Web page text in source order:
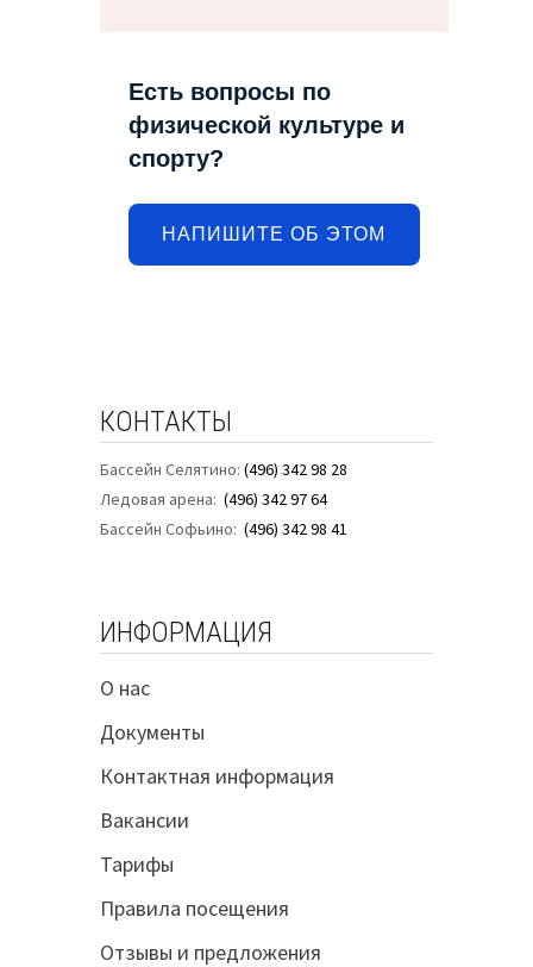
Есть вопросы по
физической культуре и
спорту?
НАПИШИТЕ ОБ ЭТОМ
КОНТАКТЫ
Бассейн Селятино: (496) 342 98 28
Ледовая арена: (496) 342 97 64
Бассейн Софьино: (496) 342 98 41
ИНФОРМАЦИЯ
О нас
Документы
Контактная информация
Вакансии
Тарифы
Правила посещения
Отзывы и предложения